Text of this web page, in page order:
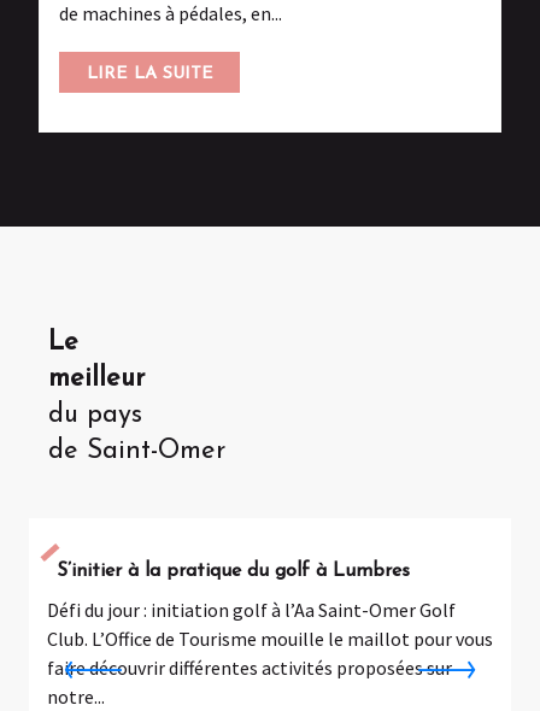
de machines à pédales, en...
LIRE LA SUITE
Le
meilleur
du pays
de Saint-Omer
S’initier à la pratique du golf à Lumbres
Défi du jour : initiation golf à l’Aa Saint-Omer Golf
Club. L’Office de Tourisme mouille le maillot pour vous
faire découvrir différentes activités proposées sur
notre...